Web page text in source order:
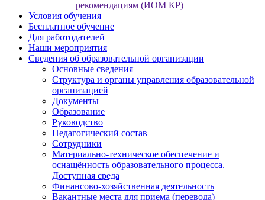
рекомендациям (ИОМ КР)
Условия обучения
Бесплатное обучение
Для работодателей
Наши мероприятия
Сведения об образовательной организации
Основные сведения
Структура и органы управления образовательной
организацией
Документы
Образование
Руководство
Педагогический состав
Сотрудники
Материально-техническое обеспечение и
оснащённость образовательного процесса.
Доступная среда
Финансово-хозяйственная деятельность
Вакантные места для приема (перевода)